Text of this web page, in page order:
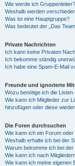
Wie werde ich Gruppenleiter?
Weshalb werden
Was ist eine Hauptgruppe?
Was bedeutet der „Das
Private Nachrichten
Ich kann keine Privaten
Ich bekomme ständig
Ich habe eine Spam-E-Mail
Freunde und ignorierte
Wozu benötige ich die
Wie kann ich Mitglieder zur
hinzufügen oder diese
Die Foren durchsuchen
Wie kann ich ein Forum
Weshalb erhalte ich bei der
Warum bekomme ich bei
Wie kann ich nach
Wie kann ich meine eigenen